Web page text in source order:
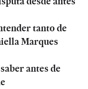
tanto de
Marques
antes de